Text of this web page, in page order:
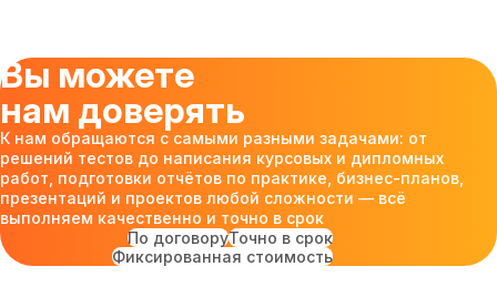
Вы можете
нам доверять
К нам обращаются с самыми разными задачами: от
решений тестов до написания курсовых и дипломных
работ, подготовки отчётов по практике, бизнес-планов,
презентаций и проектов любой сложности — всё
выполняем качественно и точно в срок
По договоруТочно в срок
Фиксированная стоимость